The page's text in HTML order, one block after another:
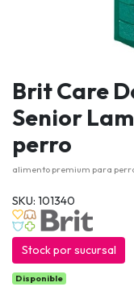
Brit Care
Senior
perro
alimento premium para
SKU: 101340
Stock por sucursal
Disponible